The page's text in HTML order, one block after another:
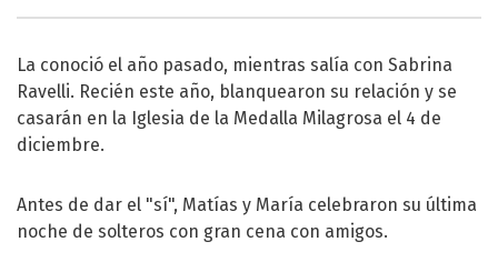
La conoció el año pasado, mientras salía con Sabrina
Ravelli. Recién este año, blanquearon su relación y se
casarán en la Iglesia de la Medalla Milagrosa el 4 de
diciembre.
Antes de dar el "sí", Matías y María celebraron su última
noche de solteros con gran cena con amigos.